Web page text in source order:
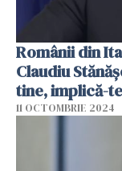
Românii din
Claudiu
tine, implică-
11 OCTOMBRIE 2024